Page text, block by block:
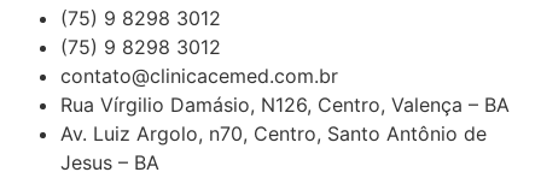
(75) 9 8298 3012
(75) 9 8298 3012
contato@clinicacemed.com.br
Rua Vírgilio Damásio, N126, Centro, Valença – BA
Av. Luiz Argolo, n70, Centro, Santo Antônio de
Jesus – BA